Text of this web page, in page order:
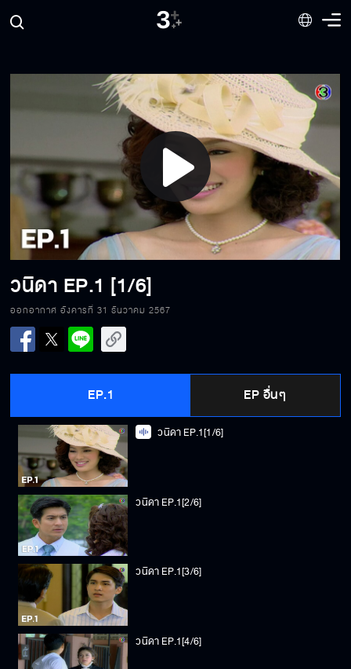
Play
Video
วนิดา EP.1 [1/6]
ออกอากาศ อังคารที่ 31 ธันวาคม 2567
EP.1 EP อื่นๆ
วนิดา EP.1[1/6]
วนิดา EP.1[2/6]
วนิดา EP.1[3/6]
วนิดา EP.1[4/6]